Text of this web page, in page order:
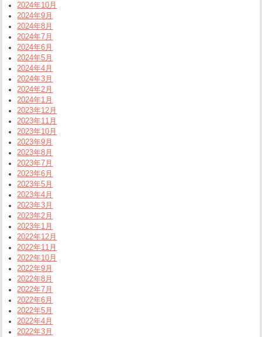
2024年10月
2024年9月
2024年8月
2024年7月
2024年6月
2024年5月
2024年4月
2024年3月
2024年2月
2024年1月
2023年12月
2023年11月
2023年10月
2023年9月
2023年8月
2023年7月
2023年6月
2023年5月
2023年4月
2023年3月
2023年2月
2023年1月
2022年12月
2022年11月
2022年10月
2022年9月
2022年8月
2022年7月
2022年6月
2022年5月
2022年4月
2022年3月